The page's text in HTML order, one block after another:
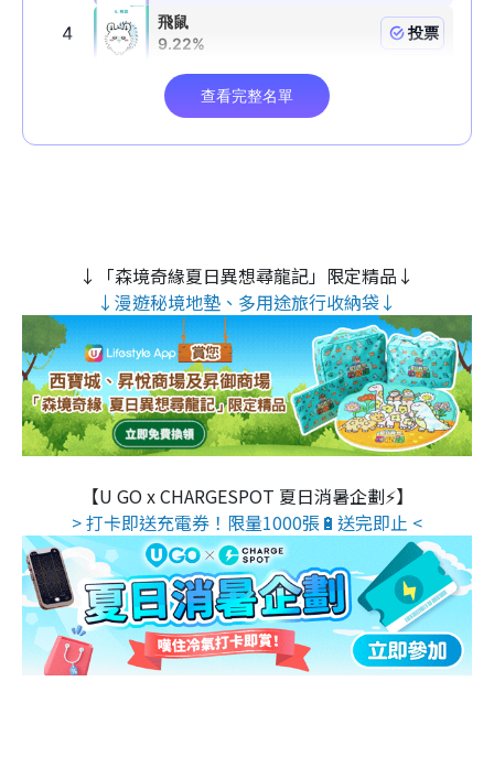
↓「森境奇緣夏日異想尋龍記」限定精品↓
↓漫遊秘境地墊、多用途旅行收納袋↓
【U GO x CHARGESPOT 夏日消暑企劃⚡】
> 打卡即送充電券！限量1000張🔋送完即止 <